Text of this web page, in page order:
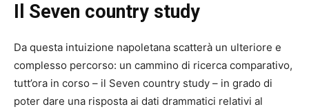
Il Seven country study
Da questa intuizione napoletana scatterà un ulteriore e
complesso percorso: un cammino di ricerca comparativo,
tutt’ora in corso – il Seven country study – in grado di
poter dare una risposta ai dati drammatici relativi al